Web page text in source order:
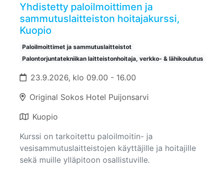
Yhdistetty paloilmoittimen ja
sammutuslaitteiston hoitajakurssi,
Kuopio
Paloilmoittimet ja sammutuslaitteistot
Palontorjuntatekniikan laitteistonhoitaja, verkko- & lähikoulutus
23.9.2026, klo 09.00 - 16.00
Original Sokos Hotel Puijonsarvi
Kuopio
Kurssi on tarkoitettu paloilmoitin- ja
vesisammutuslaitteistojen käyttäjille ja hoitajille
sekä muille ylläpitoon osallistuville.